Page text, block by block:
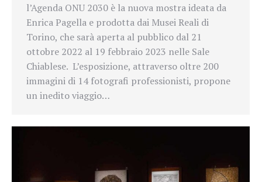
l’Agenda ONU 2030 è la nuova mostra ideata da
Enrica Pagella e prodotta dai Musei Reali di
Torino, che sarà aperta al pubblico dal 21
ottobre 2022 al 19 febbraio 2023 nelle Sale
Chiablese. L’esposizione, attraverso oltre 200
immagini di 14 fotografi professionisti, propone
un inedito viaggio…